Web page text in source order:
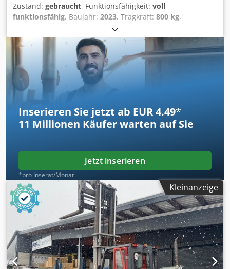
Zustand: gebraucht, Funktionsfähigkeit: voll
funktionsfähig, Baujahr: 2023, Tragkraft: 800 kg,
, Baubreite:
Schüttgutschaufel Zustand Technisch: Neu Djdpfeu Dyd
Nsx Alyskr Beschreibung: Beförderung von Material mit
einer Dichte &#8804 2100 kg/m3 Perfekt zur Beförderung
von Getreide, Erde, Kies... Verstärkte Konstruktion
fu&#776r höchste Beanspruchung Nivellierhilfe fu&#776r
höhere Präzision Optional geschraubte Schu&#776rfleiste
LDR an bestimmten Modellen verfügbar
Inserieren Sie jetzt ab EUR 4.49*
11 Millionen Käufer warten auf Sie
Jetzt inserieren
*pro Inserat/Monat
Kleinanzeige